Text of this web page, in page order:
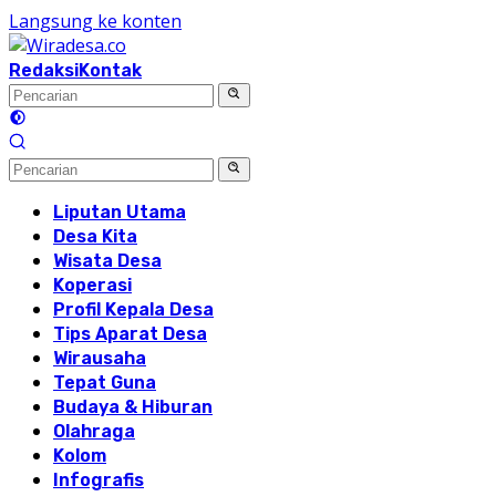
Langsung ke konten
RedaksiKontak
Liputan Utama
Desa Kita
Wisata Desa
Koperasi
Profil Kepala Desa
Tips Aparat Desa
Wirausaha
Tepat Guna
Budaya & Hiburan
Olahraga
Kolom
Infografis